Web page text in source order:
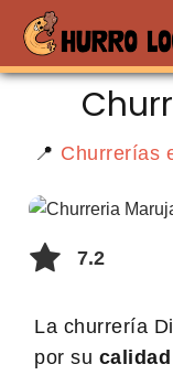
📍 Churrerías
7.2
La churrería
por su calidad